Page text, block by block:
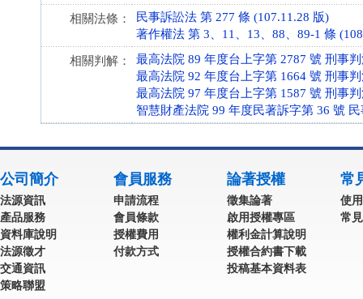
相關法條：
民事訴訟法 第 277 條 (107.11.28 版)
著作權法 第 3、11、13、88、89-1 條
相關判解：
最高法院 89 年度台上字第 2787 號 刑事
最高法院 92 年度台上字第 1664 號 刑事
最高法院 97 年度台上字第 1587 號 刑事
智慧財產法院 99 年度民著訴字第 36 號
公司簡介
法源資訊
產品服務
資料庫說明
法源徵才
交通資訊
策略聯盟
會員服務
申請流程
會員條款
授權費用
付款方式
論著授權
徵集論著
啟用授權專區
權利金計算說明
授權合約書下載
投稿基本資料表
常
使
常